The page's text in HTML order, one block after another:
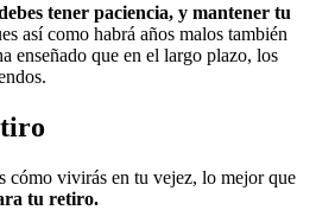
tener paciencia, y mantener tu
así como habrá años malos también
enseñado que en el largo plazo, los
cómo vivirás en tu vejez, lo mejor que
tu retiro.